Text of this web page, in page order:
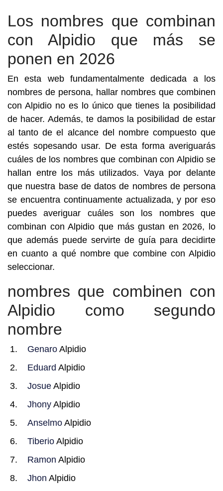
Los nombres que combinan
con Alpidio que más se
ponen en 2026
En esta web fundamentalmente dedicada a los
nombres de persona, hallar nombres que combinen
con Alpidio no es lo único que tienes la posibilidad
de hacer. Además, te damos la posibilidad de estar
al tanto de el alcance del nombre compuesto que
estés sopesando usar. De esta forma averiguarás
cuáles de los nombres que combinan con Alpidio se
hallan entre los más utilizados. Vaya por delante
que nuestra base de datos de nombres de persona
se encuentra continuamente actualizada, y por eso
puedes averiguar cuáles son los nombres que
combinan con Alpidio que más gustan en 2026, lo
que además puede servirte de guía para decidirte
en cuanto a qué nombre que combine con Alpidio
seleccionar.
nombres que combinen con
Alpidio como segundo
nombre
Genaro Alpidio
Eduard Alpidio
Josue Alpidio
Jhony Alpidio
Anselmo Alpidio
Tiberio Alpidio
Ramon Alpidio
Jhon Alpidio